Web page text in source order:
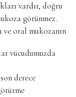
vardır, doğru
görünmez.
ve oral mukozanın
vücudumuzda
derece